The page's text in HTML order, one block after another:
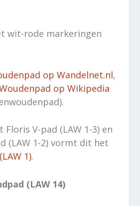
wit-rode markeringen
op Wandelnet.nl,
op Wikipedia
Floris V-pad (LAW 1-3) en
(LAW 1-2) vormt dit het
1).
(LAW 14)